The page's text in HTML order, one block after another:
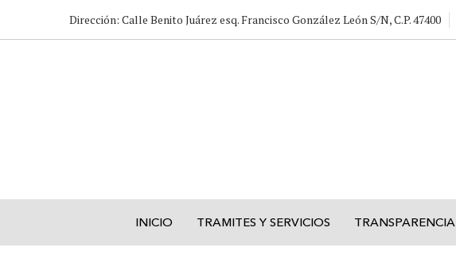
Dirección: Calle Benito Juárez esq. Francisco González León S/N, C.P. 47400
INICIO TRAMITES Y SERVICIOS TRANSPARENCIA